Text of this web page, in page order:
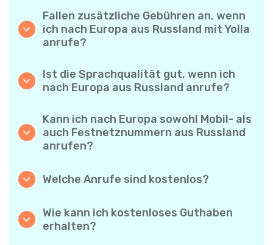
Fallen zusätzliche Gebühren an, wenn
ich nach Europa aus Russland mit Yolla
anrufe?
Abrechnungssystem pro Minute – Sie zahlen
nur für die Gesprächsdauer. Keine
versteckten Kosten, keine verpflichtenden
Ist die Sprachqualität gut, wenn ich
nach Europa aus Russland anrufe?
Anrufe, sodass es sich anfühlt, als würden
Sie mit jemandem aus Ihrer Nachbarschaft
sprechen – selbst wenn er am anderen Ende
der Welt ist.
Kann ich nach Europa sowohl Mobil- als
auch Festnetznummern aus Russland
anrufen?
Handys – Sie können also jeden nach Europa
Welche Anrufe sind kostenlos?
kostenlos, wenn beide Nutzer die App
verwenden und mit dem Internet verbunden
sind. Wählen Sie einfach die Option
Wie kann ich kostenloses Guthaben
erhalten?